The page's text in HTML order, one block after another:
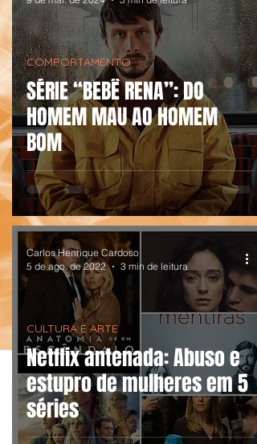
SÉRIE “BEBÊ RENA”: DO
HOMEM MAU AO HOMEM
BOM
COMPORTAMENTO
Netflix antenada: Abuso e
estupro de mulheres em 5
séries
CULTURA E ARTE
Carlos Henrique Cardoso
5 de ago. de 2022
3 min de leitura